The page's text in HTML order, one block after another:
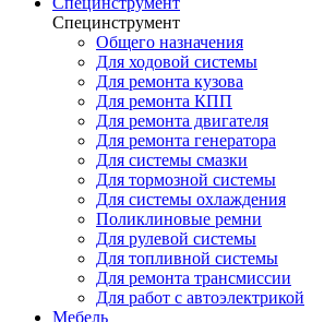
Специнструмент
Общего назначения
Для ходовой системы
Для ремонта кузова
Для ремонта КПП
Для ремонта двигателя
Для ремонта генератора
Для системы смазки
Для тормозной системы
Для системы охлаждения
Поликлиновые ремни
Для рулевой системы
Для топливной системы
Для ремонта трансмиссии
Для работ с автоэлектрикой
Мебель